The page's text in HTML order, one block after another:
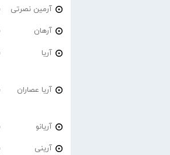
آرمین نصرتی
آرهان
آریا
آریا عصاران
آریانو
آرینی